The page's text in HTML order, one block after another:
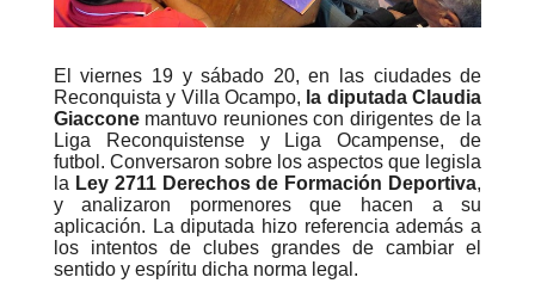
El viernes 19 y sábado 20, en las ciudades de
Reconquista y Villa Ocampo, la diputada Claudia
Giacconemantuvo reuniones con dirigentes de la
Liga Reconquistense y Liga Ocampense, de
futbol. Conversaron sobre los aspectos que legisla
la Ley 2711 Derechos de Formación Deportiva,
y analizaron pormenores que hacen a su
aplicación. La diputada hizo referencia además a
los intentos de clubes grandes de cambiar el
sentido y espíritu dicha norma legal.